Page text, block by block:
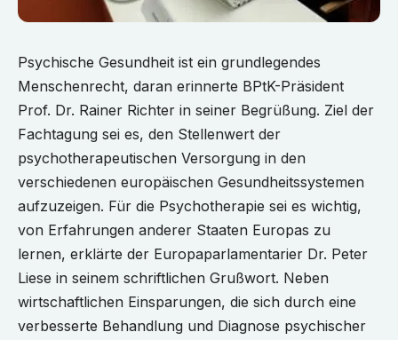
Psychische Gesundheit ist ein grundlegendes
Menschenrecht, daran erinnerte BPtK-Präsident
Prof. Dr. Rainer Richter in seiner Begrüßung. Ziel der
Fachtagung sei es, den Stellenwert der
psychotherapeutischen Versorgung in den
verschiedenen europäischen Gesundheitssystemen
aufzuzeigen. Für die Psychotherapie sei es wichtig,
von Erfahrungen anderer Staaten Europas zu
lernen, erklärte der Europaparlamentarier Dr. Peter
Liese in seinem schriftlichen Grußwort. Neben
wirtschaftlichen Einsparungen, die sich durch eine
verbesserte Behandlung und Diagnose psychischer